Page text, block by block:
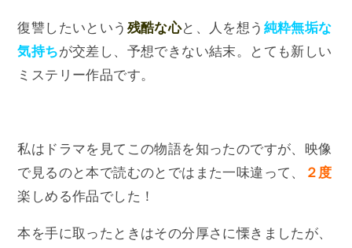
復讐したいという 残酷な心と、人を想う 純粋無垢な
気持ちが交差し、予想できない結末。とても新しい
ミステリー作品です。
私はドラマを見てこの物語を知ったのですが、映像
で見るのと本で読むのとではまた一味違って、
２度
楽しめる作品でした！
本を手に取ったときはその分厚さに慄きましたが、